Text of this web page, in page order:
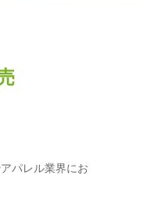
パレル業界にお